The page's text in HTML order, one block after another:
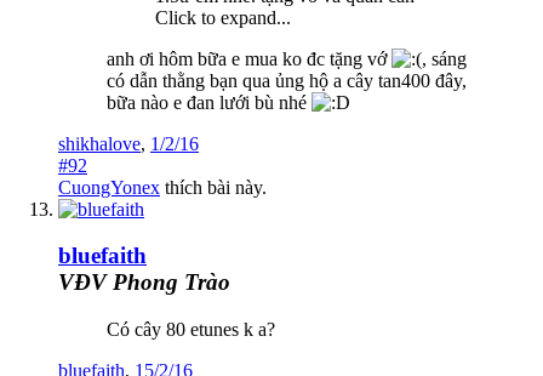
Click to expand...
anh ơi hôm bữa e mua ko đc tặng vớ
, sáng
có dẫn thằng bạn qua ủng hộ a cây tan400 đây,
bữa nào e đan lưới bù nhé
shikhalove, 1/2/16
#92
CuongYonex thích bài này.
bluefaith
VĐV Phong Trào
Có cây 80 etunes k a?
bluefaith, 15/2/16